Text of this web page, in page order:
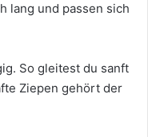
lang und passen sich
So gleitest du sanft
Ziepen gehört der